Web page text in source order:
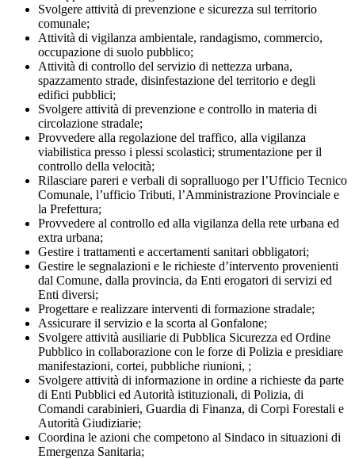
Svolgere attività di prevenzione e sicurezza sul territorio
comunale;
Attività di vigilanza ambientale, randagismo, commercio,
occupazione di suolo pubblico;
Attività di controllo del servizio di nettezza urbana,
spazzamento strade, disinfestazione del territorio e degli
edifici pubblici;
Svolgere attività di prevenzione e controllo in materia di
circolazione stradale;
Provvedere alla regolazione del traffico, alla vigilanza
viabilistica presso i plessi scolastici; strumentazione per il
controllo della velocità;
Rilasciare pareri e verbali di sopralluogo per l’Ufficio Tecnico
Comunale, l’ufficio Tributi, l’Amministrazione Provinciale e
la Prefettura;
Provvedere al controllo ed alla vigilanza della rete urbana ed
extra urbana;
Gestire i trattamenti e accertamenti sanitari obbligatori;
Gestire le segnalazioni e le richieste d’intervento provenienti
dal Comune, dalla provincia, da Enti erogatori di servizi ed
Enti diversi;
Progettare e realizzare interventi di formazione stradale;
Assicurare il servizio e la scorta al Gonfalone;
Svolgere attività ausiliarie di Pubblica Sicurezza ed Ordine
Pubblico in collaborazione con le forze di Polizia e presidiare
manifestazioni, cortei, pubbliche riunioni, ;
Svolgere attività di informazione in ordine a richieste da parte
di Enti Pubblici ed Autorità istituzionali, di Polizia, di
Comandi carabinieri, Guardia di Finanza, di Corpi Forestali e
Autorità Giudiziarie;
Coordina le azioni che competono al Sindaco in situazioni di
Emergenza Sanitaria;